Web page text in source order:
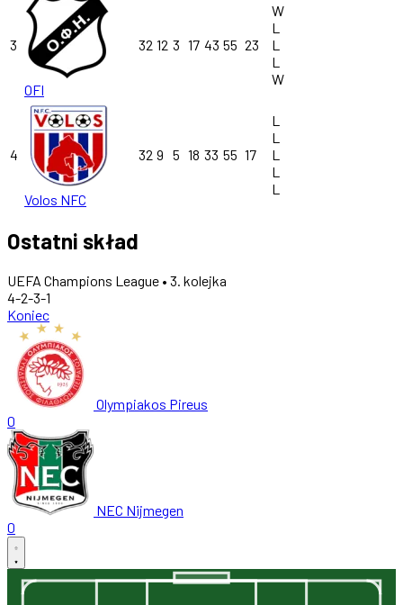
3
OFI
32 12 3 17 43 55 23
W
L
L
L
W
4
Volos NFC
32 9 5 18 33 55 17
L
L
L
L
L
Ostatni skład
UEFA Champions League • 3. kolejka
4-2-3-1
Koniec
Olympiakos Pireus
0
NEC Nijmegen
0